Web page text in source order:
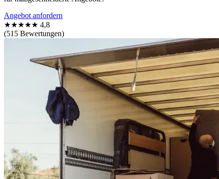
Angebot anfordern
★★★★★ 4,8
(515 Bewertungen)